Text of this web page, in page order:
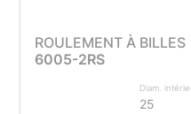
ROULEMENT À BILLES
6005-2RS
Diam.
25